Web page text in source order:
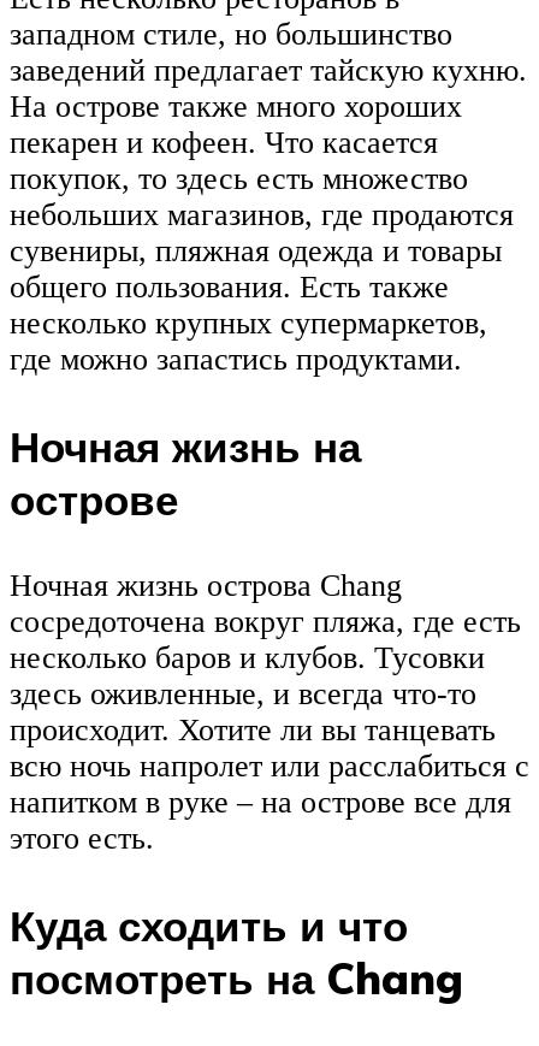
западном стиле, но большинство
заведений предлагает тайскую кухню.
На острове также много хороших
пекарен и кофеен. Что касается
покупок, то здесь есть множество
небольших магазинов, где продаются
сувениры, пляжная одежда и товары
общего пользования. Есть также
несколько крупных супермаркетов,
где можно запастись продуктами.
Ночная жизнь на
острове
Ночная жизнь острова Chang
сосредоточена вокруг пляжа, где есть
несколько баров и клубов. Тусовки
здесь оживленные, и всегда что-то
происходит. Хотите ли вы танцевать
всю ночь напролет или расслабиться с
напитком в руке – на острове все для
этого есть.
Куда сходить и что
посмотреть на Chang